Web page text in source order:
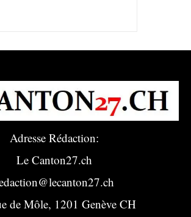
Adresse Rédaction:
Le Canton27.ch
de Môle, 1201 Genève CH